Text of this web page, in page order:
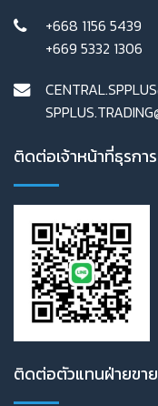
+668 1156 5439
+669 5332 1306
ติดต่อเจ้าหน้าที่ธุรการ
ติดต่อตัวแทนฝ่ายขาย